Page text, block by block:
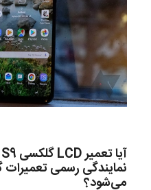
آیا تعمیرLCDگلکسی S9
نمایندگی رسمی
می‌شود؟